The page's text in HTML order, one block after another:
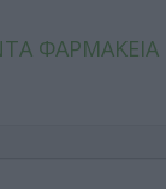
ΦΑΡΜΑΚΕΙΑ